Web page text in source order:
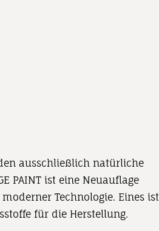
ausschließlich natürliche
PAINT ist eine Neuauflage
Technologie. Eines ist
für die Herstellung.